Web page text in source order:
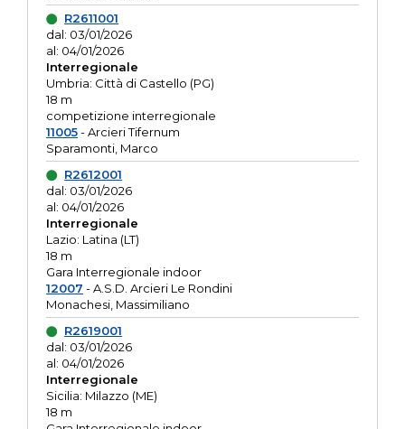
R2611001
dal: 03/01/2026
al: 04/01/2026
Interregionale
Umbria: Città di Castello (PG)
18 m
competizione interregionale
11005- Arcieri Tifernum
Sparamonti, Marco
R2612001
dal: 03/01/2026
al: 04/01/2026
Interregionale
Lazio: Latina (LT)
18 m
Gara Interregionale indoor
12007 - A.S.D. Arcieri Le Rondini
Monachesi, Massimiliano
R2619001
dal: 03/01/2026
al: 04/01/2026
Interregionale
Sicilia: Milazzo (ME)
18 m